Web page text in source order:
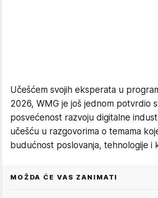
Učešćem svojih eksperata u
2026, WMG je još jednom potvrdio
posvećenost razvoju digitalne
učešću u razgovorima o temama
budućnost poslovanja, tehnologije i
MOŽDA ĆE VAS ZANIMATI